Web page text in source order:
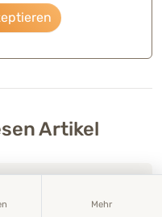
Artikel
Mehr